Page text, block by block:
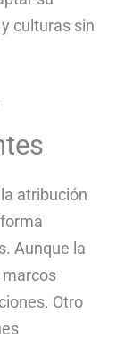
culturas sin
atribución
Aunque la
Otro